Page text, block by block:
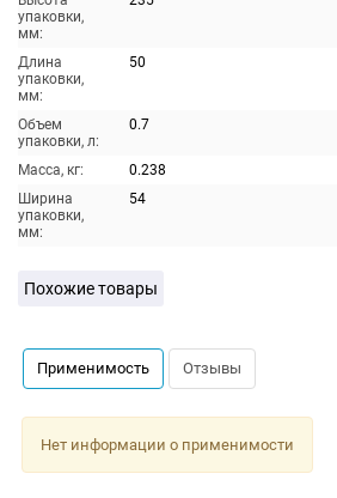
упаковки,
мм:
Длина
упаковки,
мм:
50
Объем
упаковки, л:
0.7
Масса, кг:
0.238
Ширина
упаковки,
мм:
54
Похожие товары
Применимость Отзывы
Нет информации о применимости